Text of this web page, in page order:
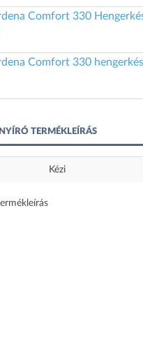
Comfort 330
Comfort 330
TERMÉKLEÍRÁS
Kézi